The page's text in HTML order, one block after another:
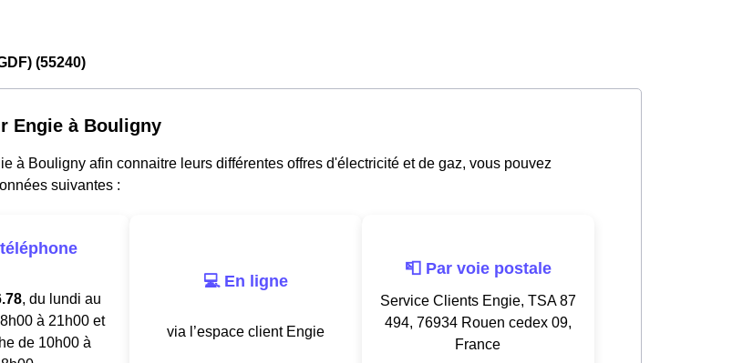
(55240)
Engie à Bouligny
à Bouligny afin connaitre leurs différentes offres d'électricité et de gaz, vous pouvez
suivantes :
, du lundi au
à 21h00 et
de 10h00 à
💻 En ligne
via l’espace client Engie
📮 Par voie postale
Service Clients Engie, TSA 87
494, 76934 Rouen cedex 09,
France